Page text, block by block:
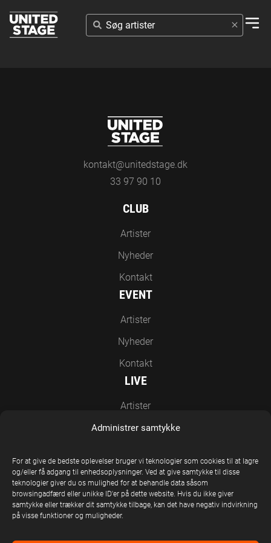
Administrer samtykke
For at give de bedste oplevelser bruger vi teknologier som cookies til at lagre
og/eller få adgang til enhedsoplysninger. Ved at give samtykke til disse
teknologier giver du os mulighed for at behandle data såsom
browsingadfærd eller unikke ID'er på dette website. Hvis du ikke giver
samtykke eller trækker dit samtykke tilbage, kan det have negativ indvirkning
på visse funktioner og muligheder.
SØG
ARTISTER
kontakt@unitedstage.dk
33 97 90 10
CLUB
Artister
Nyheder
Kontakt
EVENT
Artister
Nyheder
Kontakt
LIVE
Artister
Nyheder
EN DEL AF UNITED STAGE GROUP